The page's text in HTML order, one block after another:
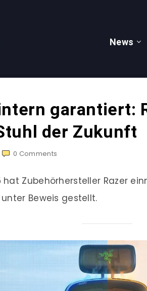
News
garantiert:
der Zukunft
0 Comments
hat Zubehörhersteller Razer
Beweis gestellt.